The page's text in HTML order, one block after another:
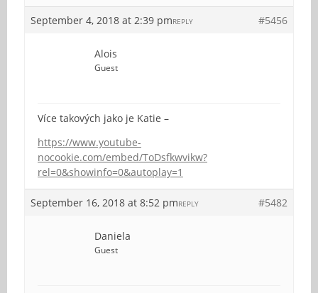
September 4, 2018 at 2:39 pm #5456
REPLY
Alois
Guest
Více takových jako je Katie –
https://www.youtube-
nocookie.com/embed/ToDsfkwvikw?
rel=0&showinfo=0&autoplay=1
September 16, 2018 at 8:52 pm #5482
REPLY
Daniela
Guest